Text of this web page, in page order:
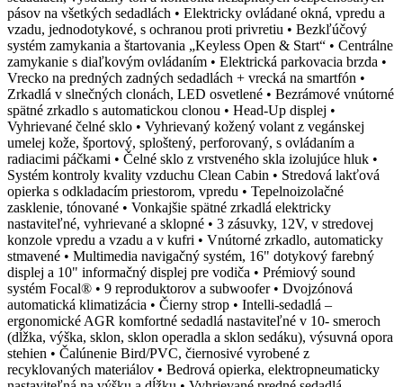
pásov na všetkých sedadlách • Elektricky ovládané okná, vpredu a
vzadu, jednodotykové, s ochranou proti privretiu • Bezkľúčový
systém zamykania a štartovania „Keyless Open & Start“ • Centrálne
zamykanie s diaľkovým ovládaním • Elektrická parkovacia brzda •
Vrecko na predných zadných sedadlách + vrecká na smartfón •
Zrkadlá v slnečných clonách, LED osvetlené • Bezrámové vnútorné
spätné zrkadlo s automatickou clonou • Head-Up displej •
Vyhrievané čelné sklo • Vyhrievaný kožený volant z vegánskej
umelej kože, športový, sploštený, perforovaný, s ovládaním a
radiacimi páčkami • Čelné sklo z vrstveného skla izolujúce hluk •
Systém kontroly kvality vzduchu Clean Cabin • Stredová lakťová
opierka s odkladacím priestorom, vpredu • Tepelnoizolačné
zasklenie, tónované • Vonkajšie spätné zrkadlá elektricky
nastaviteľné, vyhrievané a sklopné • 3 zásuvky, 12V, v stredovej
konzole vpredu a vzadu a v kufri • Vnútorné zrkadlo, automaticky
stmavené • Multimedia navigačný systém, 16" dotykový farebný
displej a 10" informačný displej pre vodiča • Prémiový sound
systém Focal® • 9 reproduktorov a subwoofer • Dvojzónová
automatická klimatizácia • Čierny strop • Intelli-sedadlá –
ergonomické AGR komfortné sedadlá nastaviteľné v 10- smeroch
(dĺžka, výška, sklon, sklon operadla a sklon sedáku), výsuvná opora
stehien • Čalúnenie Bird/PVC, čiernosivé vyrobené z
recyklovaných materiálov • Bedrová opierka, elektropneumaticky